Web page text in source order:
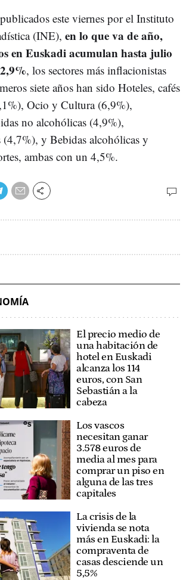
este viernes por el Instituto
(INE), en lo que va de año,
en Euskadi acumulan hasta julio
, los sectores más inflacionistas
siete años han sido Hoteles, cafés
Ocio y Cultura (6,9%),
no alcohólicas (4,9%),
y Bebidas alcohólicas y
ambas con un 4,5%.
El precio medio de
una habitación de
hotel en Euskadi
alcanza los 114
euros, con San
Sebastián a la
cabeza
Los vascos
necesitan ganar
3.578 euros de
media al mes para
comprar un piso en
alguna de las tres
capitales
La crisis de la
vivienda se nota
más en Euskadi: la
compraventa de
casas desciende un
5,5%